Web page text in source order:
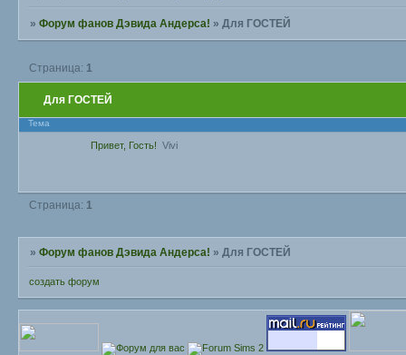
»Форум фанов Дэвида Андерса! »Для ГОСТЕЙ
Для ГОСТЕЙ
Страница: 1
Тема
Привет, Гость! Vivi
Страница: 1
»Форум фанов Дэвида Андерса! »Для ГОСТЕЙ
создать форум